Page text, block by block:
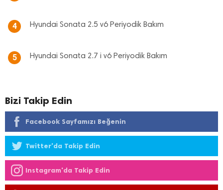
4 Hyundai Sonata 2.5 v6 Periyodik Bakım
5 Hyundai Sonata 2.7 i v6 Periyodik Bakım
Bizi Takip Edin
Facebook Sayfamızı Beğenin
Twitter'da Takip Edin
Instagram'da Takip Edin